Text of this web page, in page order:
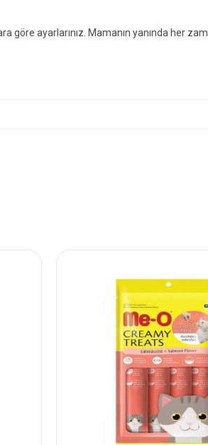
göre ayarlarınız. Mamanın yanında her